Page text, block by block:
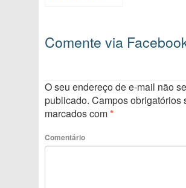
Comente via
O seu endereço de e-mail não
publicado. Campos obrigatórios
marcados com*
Comentário